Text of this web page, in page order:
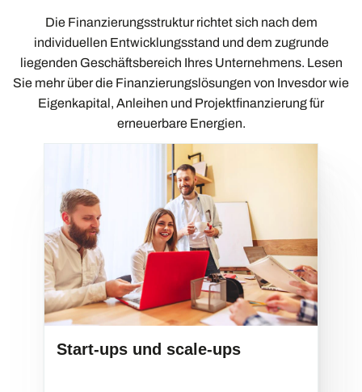
Die Finanzierungsstruktur richtet sich nach dem
individuellen Entwicklungsstand und dem zugrunde
liegenden Geschäftsbereich Ihres Unternehmens. Lesen
Sie mehr über die Finanzierungslösungen von Invesdor wie
Eigenkapital, Anleihen und Projektfinanzierung für
erneuerbare Energien.
Start-ups und scale-ups